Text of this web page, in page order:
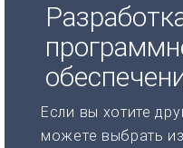
Если вы хотите
можете выбрать